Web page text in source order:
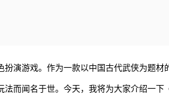
演游戏。作为一款以中国古代武侠为题材
而闻名于世。今天，我将为大家介绍一下